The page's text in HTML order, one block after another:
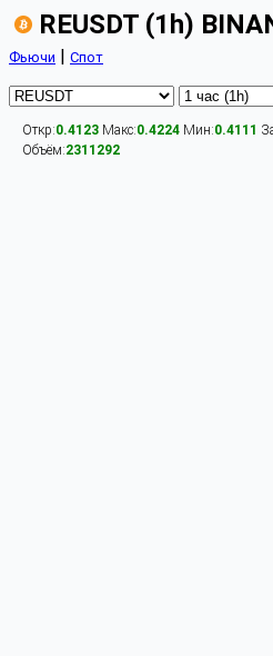
REUSDT (1h)
Фьючи | Спот
Откр:0.4123 Макс:0.4224 Мин:0.4111
Объём:2311292